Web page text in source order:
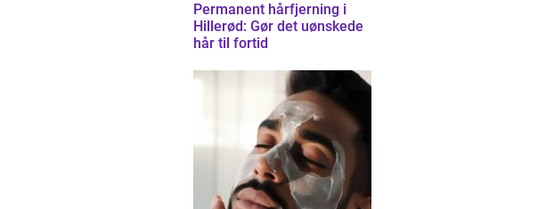
Permanent hårfjerning i
Hillerød: Gør det uønskede
hår til fortid